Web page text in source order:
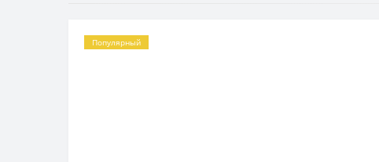
Популярный